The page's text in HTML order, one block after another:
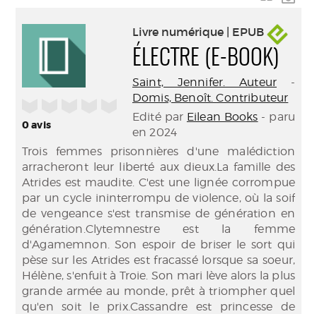
0avis
Livre numérique | EPUB
ÉLECTRE (E-BOOK)
Saint, Jennifer. Auteur -
Domis, Benoît. Contributeur
Edité par Eilean Books - paru
en 2024
Trois femmes prisonnières d'une malédiction
arracheront leur liberté aux dieux.La famille des
Atrides est maudite. C'est une lignée corrompue
par un cycle ininterrompu de violence, où la soif
de vengeance s'est transmise de génération en
génération.Clytemnestre est la femme
d'Agamemnon. Son espoir de briser le sort qui
pèse sur les Atrides est fracassé lorsque sa soeur,
Hélène, s'enfuit à Troie. Son mari lève alors la plus
grande armée au monde, prêt à triompher quel
qu'en soit le prix.Cassandre est princesse de